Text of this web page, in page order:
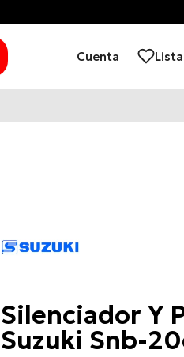
Cuenta
Silenciador Y
Suzuki Snb-